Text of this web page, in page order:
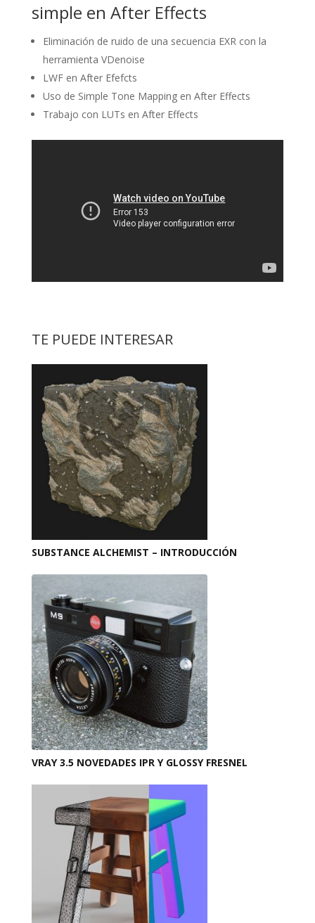
simple en After Effects
Eliminación de ruido de una secuencia EXR con la
herramienta VDenoise
LWF en After Efefcts
Uso de Simple Tone Mapping en After Effects
Trabajo con LUTs en After Effects
TE PUEDE INTERESAR
SUBSTANCE ALCHEMIST – INTRODUCCIÓN
VRAY 3.5 NOVEDADES IPR Y GLOSSY FRESNEL